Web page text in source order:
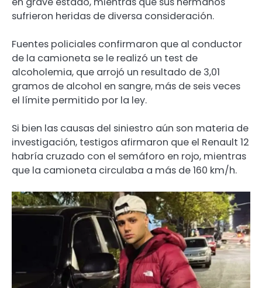
sufrieron heridas de diversa consideración.
Fuentes policiales confirmaron que al conductor
de la camioneta se le realizó un test de
alcoholemia, que arrojó un resultado de 3,01
gramos de alcohol en sangre, más de seis veces
el límite permitido por la ley.
Si bien las causas del siniestro aún son materia de
investigación, testigos afirmaron que el Renault 12
habría cruzado con el semáforo en rojo, mientras
que la camioneta circulaba a más de 160 km/h.